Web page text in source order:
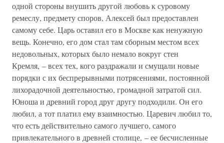
одной стороны внушить другой любовь к суровому
ремеслу, предмету споров, Алексей был предоставлен
самому себе. Царь оставил его в Москве как ненужную
вещь. Конечно, его дом стал там сборным местом всех
недовольных, которых было немало вокруг стен
Кремля, – всех тех, кого раздражали и смущали новые
порядки с их беспрерывными потрясениями, постоянной
лихорадочной деятельностью, громадной затратой сил.
Юноша и древний город друг другу подходили. Он его
любил, а тот платил ему взаимностью. Царевич любил то,
что есть действительно самого лучшего, самого
привлекательного в древней столице, – ее бесчисленные